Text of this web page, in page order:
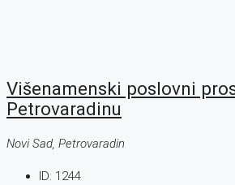
Višenamenski poslovni
Petrovaradinu
Novi Sad, Petrovaradin
ID: 1244